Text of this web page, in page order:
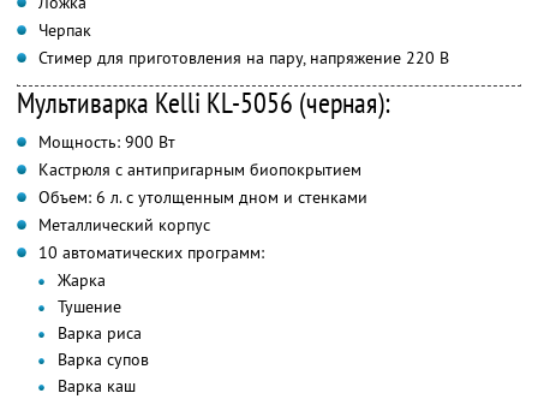
Черпак
Стимер для приготовления на пару, напряжение 220 В
Мультиварка Kelli KL-5056 (черная):
Мощность: 900 Вт
Кастрюля с антипригарным биопокрытием
Объем: 6 л. с утолщенным дном и стенками
Металлический корпус
10 автоматических программ:
Жарка
Тушение
Варка риса
Варка супов
Варка каш